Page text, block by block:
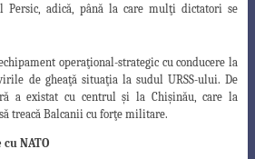
Persic, adică, până la care mulţi dictatori se
operaţional-strategic cu conducere la
de gheaţă situaţia la sudul URSS-ului. De
a existat cu centrul şi la Chişinău, care la
treacă Balcanii cu forţe militare.
NATO